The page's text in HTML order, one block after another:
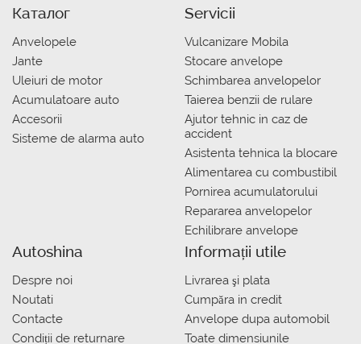
Каталог
Anvelopele
Jante
Uleiuri de motor
Acumulatoare auto
Accesorii
Sisteme de alarma auto
Servicii
Vulcanizare Mobila
Stocare anvelope
Schimbarea anvelopelor
Taierea benzii de rulare
Ajutor tehnic in caz de
accident
Asistenta tehnica la blocare
Alimentarea cu combustibil
Pornirea acumulatorului
Repararea anvelopelor
Echilibrare anvelope
Autoshina
Despre noi
Noutati
Contacte
Condiții de returnare
Informații utile
Livrarea şi plata
Сumpăra in credit
Anvelope dupa automobil
Toate dimensiunile